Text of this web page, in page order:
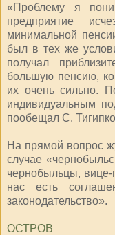
«Проблему я
предприятие
минимальной
был в тех же
получал
большую пенсию,
их очень сильно.
индивидуальным
пообещал С.
На прямой вопрос
случае
чернобыльцы, вице-
нас есть
законодательство».
ОСТРОВ